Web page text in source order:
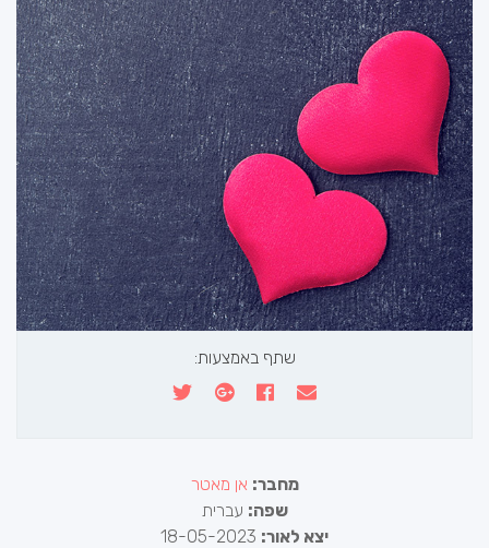
שתף באמצעות:
מחבר: אן מאטר
שפה: עברית
יצא לאור: